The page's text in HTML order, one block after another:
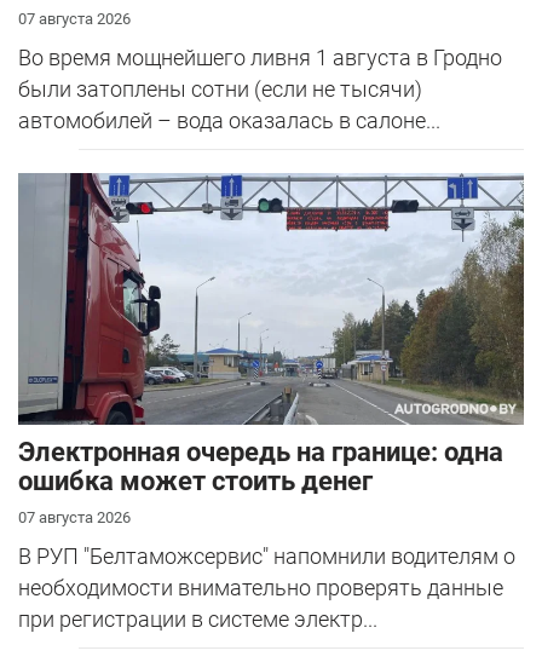
07 августа 2026
Во время мощнейшего ливня 1 августа в Гродно
были затоплены сотни (если не тысячи)
автомобилей – вода оказалась в салоне...
Электронная очередь на границе: одна
ошибка может стоить денег
07 августа 2026
В РУП "Белтаможсервис" напомнили водителям о
необходимости внимательно проверять данные
при регистрации в системе электр...